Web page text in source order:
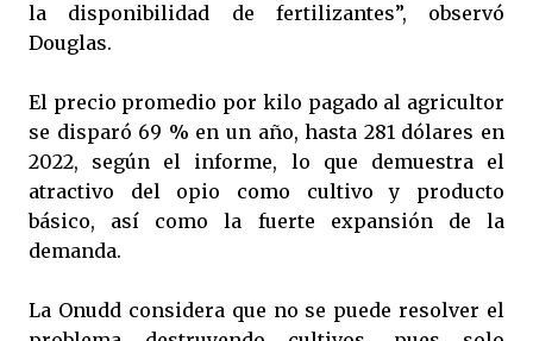
la disponibilidad de fertilizantes”, observó
Douglas.
El precio promedio por kilo pagado al agricultor
se disparó 69 % en un año, hasta 281 dólares en
2022, según el informe, lo que demuestra el
atractivo del opio como cultivo y producto
básico, así como la fuerte expansión de la
demanda.
La Onudd considera que no se puede resolver el